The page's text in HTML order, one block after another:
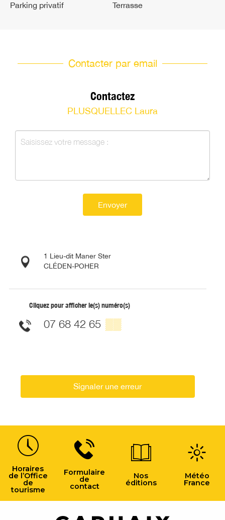
Parking privatif
Terrasse
Contacter par email
Contactez
PLUSQUELLEC Laura
Envoyer
1 Lieu-dit Maner Ster
CLÉDEN-POHER
Cliquez pour afficher le(s) numéro(s)
07 68 42 65 ▒▒
Signaler une erreur
Horaires
de l’Office
de
tourisme
Formulaire
de
contact
Nos
éditions
Météo
France